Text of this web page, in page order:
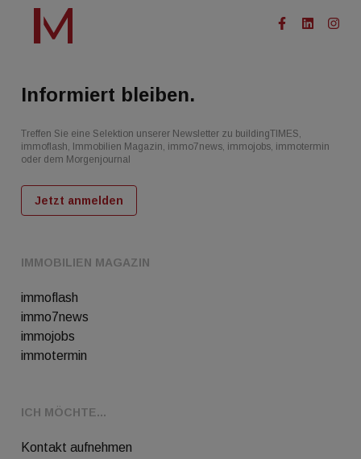
IMMOBILIEN MAGAZIN
immoflash
immo7news
immojobs
immotermin
ICH MÖCHTE...
Kontakt aufnehmen
Informiert bleiben.
Treffen Sie eine Selektion unserer Newsletter zu buildingTIMES,
immoflash, Immobilien Magazin, immo7news, immojobs, immotermin
oder dem Morgenjournal
Jetzt anmelden